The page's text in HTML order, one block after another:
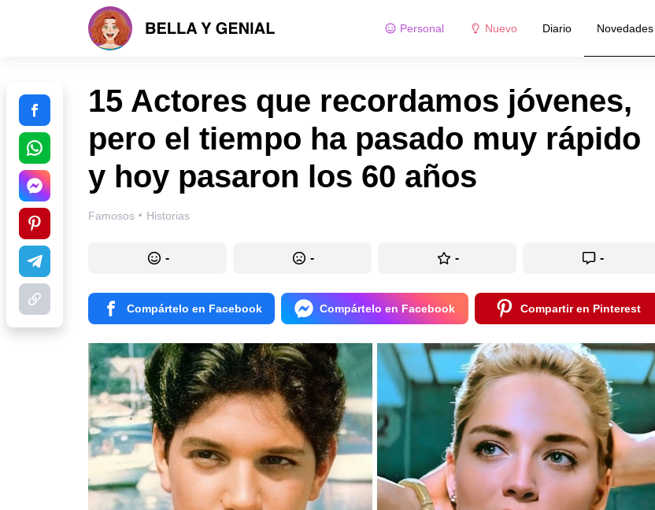
Personal Nuevo Diario Novedades
15 Actores que recordamos jóvenes,
pero el tiempo ha pasado muy rápido
y hoy pasaron los 60 años
Famosos · Historias
- - - -
Compártelo en Facebook Compártelo en Facebook Compartir en Pinterest